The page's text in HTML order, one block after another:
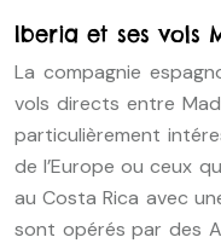
Iberia et ses vols
La compagnie
vols directs entre
particulièrement
de l’Europe ou ceux
au Costa Rica avec
sont opérés par des